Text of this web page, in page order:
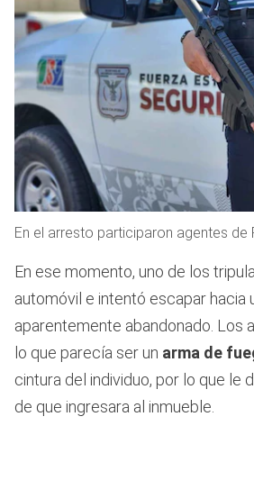
En el arresto participaron agentes de
En ese momento, uno de los
automóvil e intentó escapar hacia
aparentemente abandonado. Los
lo que parecía ser un arma de
cintura del individuo, por lo que le
de que ingresara al inmueble.